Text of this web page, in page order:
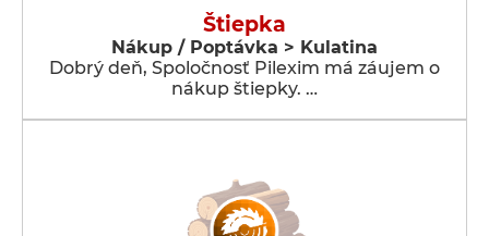
Štiepka
Nákup / Poptávka > Kulatina
Dobrý deň, Spoločnosť Pilexim má záujem o
nákup štiepky. …